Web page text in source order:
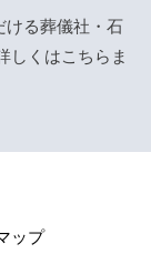
ける葬儀社・石
しくはこちら ま
ップ